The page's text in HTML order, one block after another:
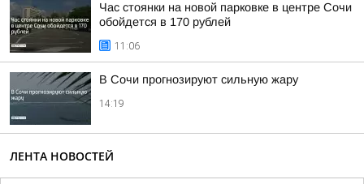
Час стоянки на новой парковке в центре Сочи
обойдется в 170 рублей
11:06
В Сочи прогнозируют сильную жару
14:19
ЛЕНТА НОВОСТЕЙ